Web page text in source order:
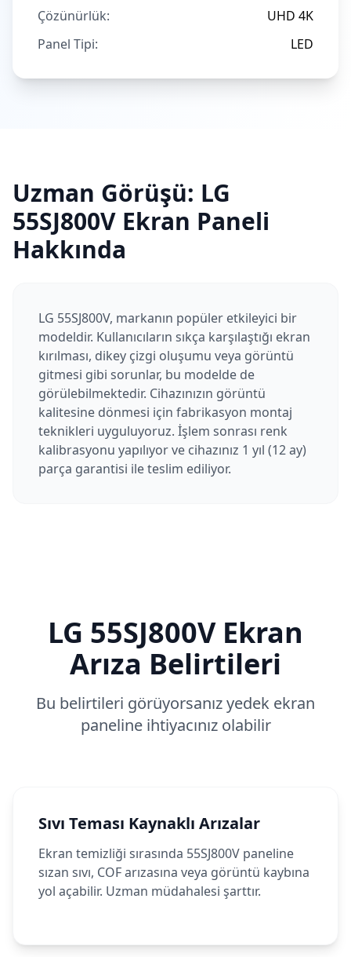
Çözünürlük:
UHD 4K
Panel Tipi:
LED
Uzman Görüşü: LG
55SJ800V Ekran Paneli
Hakkında
LG 55SJ800V, markanın popüler etkileyici bir
modeldir. Kullanıcıların sıkça karşılaştığı ekran
kırılması, dikey çizgi oluşumu veya görüntü
gitmesi gibi sorunlar, bu modelde de
görülebilmektedir. Cihazınızın görüntü
kalitesine dönmesi için fabrikasyon montaj
teknikleri uyguluyoruz. İşlem sonrası renk
kalibrasyonu yapılıyor ve cihazınız 1 yıl (12 ay)
parça garantisi ile teslim ediliyor.
LG 55SJ800VEkran
Arıza Belirtileri
Bu belirtileri görüyorsanız yedek ekran
paneline ihtiyacınız olabilir
Sıvı Teması Kaynaklı Arızalar
Ekran temizliği sırasında 55SJ800V paneline
sızan sıvı, COF arızasına veya görüntü kaybına
yol açabilir. Uzman müdahalesi şarttır.